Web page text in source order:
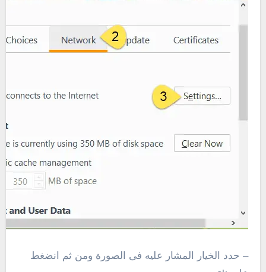
– حدد الخيار المشار عليه فى الصورة ومن ثم انضغط